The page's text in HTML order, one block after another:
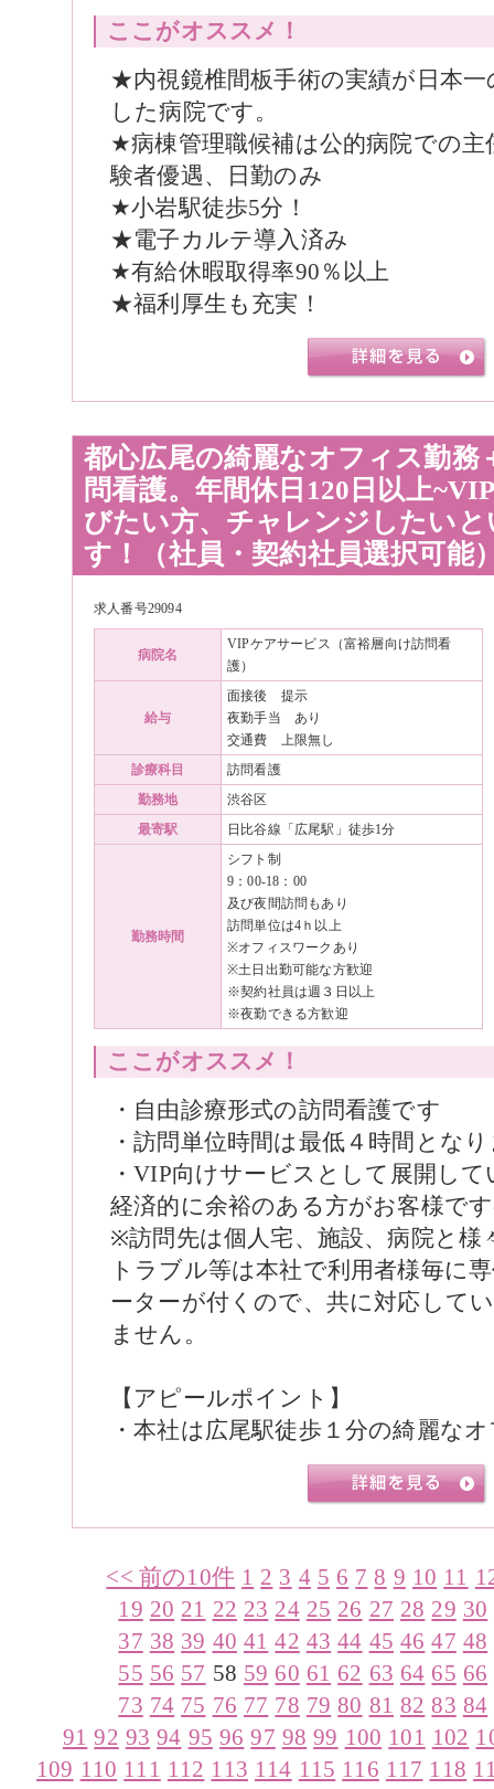
ここがオススメ！
★内視鏡椎間板手術の実績が日本一
した病院です。
★病棟管理職候補は公的病院での主
験者優遇、日勤のみ
★小岩駅徒歩5分！
★電子カルテ導入済み
★有給休暇取得率90％以上
★福利厚生も充実！
都心広尾の綺麗なオフィス勤務
問看護。年間休日120日以上
びたい方、チャレンジしたいと
す！（社員・契約社員選択可能
求人番号29094
病院名
VIPケアサービス（富裕層向け訪問看
護）
給与
面接後 提示
夜勤手当 あり
交通費 上限無し
診療科目
訪問看護
勤務地
渋谷区
最寄駅
日比谷線「広尾駅」徒歩1分
勤務時間
シフト制
9：00-18：00
及び夜間訪問もあり
訪問単位は4ｈ以上
※オフィスワークあり
※土日出勤可能な方歓迎
※契約社員は週３日以上
※夜勤できる方歓迎
ここがオススメ！
・自由診療形式の訪問看護です
・訪問単位時間は最低４時間とな
・VIP向けサービスとして展開し
経済的に余裕のある方がお客様で
※訪問先は個人宅、施設、病院と様
トラブル等は本社で利用者様毎に
ーターが付くので、共に対応して
ません。
【アピールポイント】
・本社は広尾駅徒歩１分の綺麗な
<< 前の10件 1 2 3 4 5 6 7 8 9 10 11
19 20 21 22 23 24 25 26 27 28 29 30
37 38 39 40 41 42 43 44 45 46 47 48
55 56 57 58 59 60 61 62 63 64 65 66
73 74 75 76 77 78 79 80 81 82 83 84
91 92 93 94 95 96 97 98 99 100 101 102
109 110 111 112 113 114 115 116 117 118